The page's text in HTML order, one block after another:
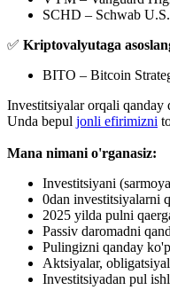
SCHD – Schwab
✅ Kriptovalyutaga
BITO – Bitcoin
Investitsiyalar orqali
Unda bepul jonli efirimizni
Mana nimani o'rganasiz:
Investitsiyani
0dan investitsiyalarni
2025 yilda pulni
Passiv daromadni
Pulingizni qanday
Aktsiyalar,
Investitsiyadan pul